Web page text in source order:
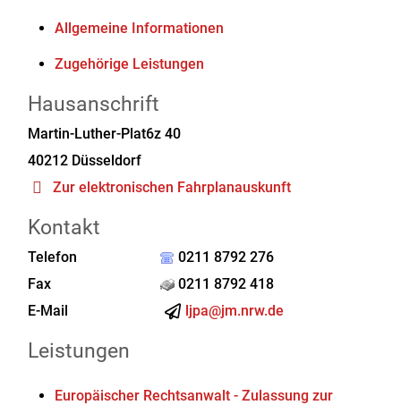
Allgemeine Informationen
Zugehörige Leistungen
Hausanschrift
Martin-Luther-Plat6z 40
40212 Düsseldorf
Zur elektronischen Fahrplanauskunft
Kontakt
Telefon
0211 8792 276
Fax
0211 8792 418
E-Mail
ljpa@jm.nrw.de
Leistungen
Europäischer Rechtsanwalt - Zulassung zur